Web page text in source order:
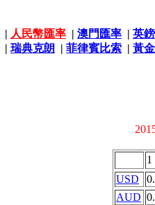
| 人民幣匯率 | 澳門匯率 | 英
| 瑞典克朗 | 菲律賓比索 | 黃
1
USD
AUD